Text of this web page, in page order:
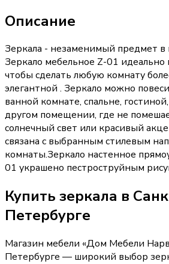
Описание
Зеркала - незаменимый предмет
Зеркало мебельное Z-01 идеально
чтобы сделать любую комнату
элегантной . Зеркало можно
ванной комнате, спальне,
другом помещении, где не
солнечный свет или красивый
связана с выбранным стилевым
комнаты.Зеркало настенное
01 украшено пестроструйным
Купить зеркала в
Петербурге
Магазин мебели «Дом Мебели
Петербурге — широкий выбор